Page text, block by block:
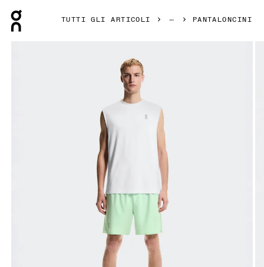
TUTTI GLI ARTICOLI PANTALONCINI